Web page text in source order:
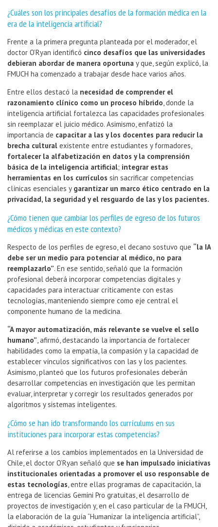
¿Cuáles son los principales desafíos de la formación médica en la
era de la inteligencia artificial?
Frente a la primera pregunta planteada por el moderador, el
doctor O’Ryan identificó cinco desafíos que las universidades
debieran abordar de manera oportuna y que, según explicó, la
FMUCH ha comenzado a trabajar desde hace varios años.
Entre ellos destacó la necesidad de comprender el
razonamiento clínico como un proceso híbrido, donde la
inteligencia artificial fortalezca las capacidades profesionales
sin reemplazar el juicio médico. Asimismo, enfatizó la
importancia de capacitar a las y los docentes para reducir la
brecha cultural existente entre estudiantes y formadores,
fortalecer la alfabetización en datos y la comprensión
básica de la inteligencia artificial; integrar estas
herramientas en los currículos sin sacrificar competencias
clínicas esenciales y garantizar un marco ético centrado en la
privacidad, la seguridad y el resguardo de las y los pacientes.
¿Cómo tienen que cambiar los perfiles de egreso de los futuros
médicos y médicas en este contexto?
Respecto de los perfiles de egreso, el decano sostuvo que “la IA
debe ser un medio para potenciar al médico, no para
reemplazarlo”. En ese sentido, señaló que la formación
profesional deberá incorporar competencias digitales y
capacidades para interactuar críticamente con estas
tecnologías, manteniendo siempre como eje central el
componente humano de la medicina.
“A mayor automatización, más relevante se vuelve el sello
humano”, afirmó, destacando la importancia de fortalecer
habilidades como la empatía, la compasión y la capacidad de
establecer vínculos significativos con las y los pacientes.
Asimismo, planteó que los futuros profesionales deberán
desarrollar competencias en investigación que les permitan
evaluar, interpretar y corregir los resultados generados por
algoritmos y sistemas inteligentes.
¿Cómo se han ido transformando los currículums en sus
instituciones para incorporar estas competencias?
Al referirse a los cambios implementados en la Universidad de
Chile, el doctor O’Ryan señaló que se han impulsado iniciativas
institucionales orientadas a promover el uso responsable de
estas tecnologías, entre ellas programas de capacitación, la
entrega de licencias Gemini Pro gratuitas, el desarrollo de
proyectos de investigación y, en el caso particular de la FMUCH,
la elaboración de la guía “Humanizar la inteligencia artificial”,